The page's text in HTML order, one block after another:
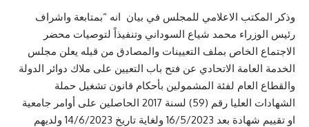
وذكر المكتب الاعلامي للمجلس في بيان انه “بمتابعة واشراف
رئيس الوزراء محمد شياع السوداني وتنفيذاً لتوصيات محضر
الاجتماع الخاص بملف التعيينات والمصادق من قبله يعلن مجلس
الخدمة العامة الاتحادي عن فتح باب التعيين على ملاك دوائر الدولة
والقطاع العام لفئة المشمولين بأحكام قانون تشغيل حملة
الشهادات العليا رقم (59) لسنة 2017 الحاصلين على أوامر جامعية
او تقييم شهادة بعد 16/5/2023 ولغاية تاريخ 14/6/2023 ولديهم